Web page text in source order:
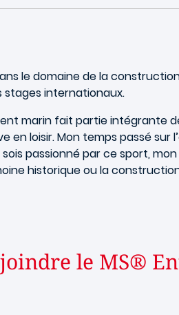
le domaine de la
stages internationaux.
marin fait partie intégrante
loisir. Mon temps passé sur
passionné par ce sport,
historique ou la
le MS®